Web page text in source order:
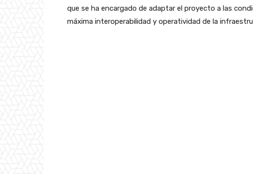
que se ha encargado de adaptar el proyecto a las
máxima interoperabilidad y operatividad de la